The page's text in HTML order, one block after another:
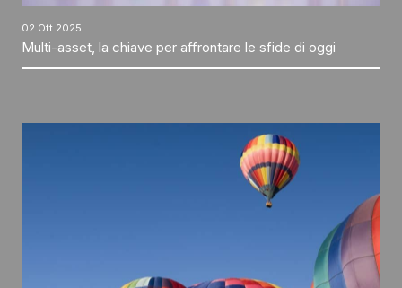
02 Ott 2025
Multi-asset, la chiave per affrontare le sfide di oggi